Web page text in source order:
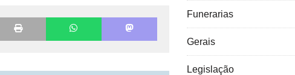
Funerarias
Gerais
Legislação